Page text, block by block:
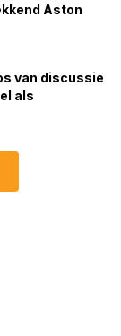
Aston
van discussie
als